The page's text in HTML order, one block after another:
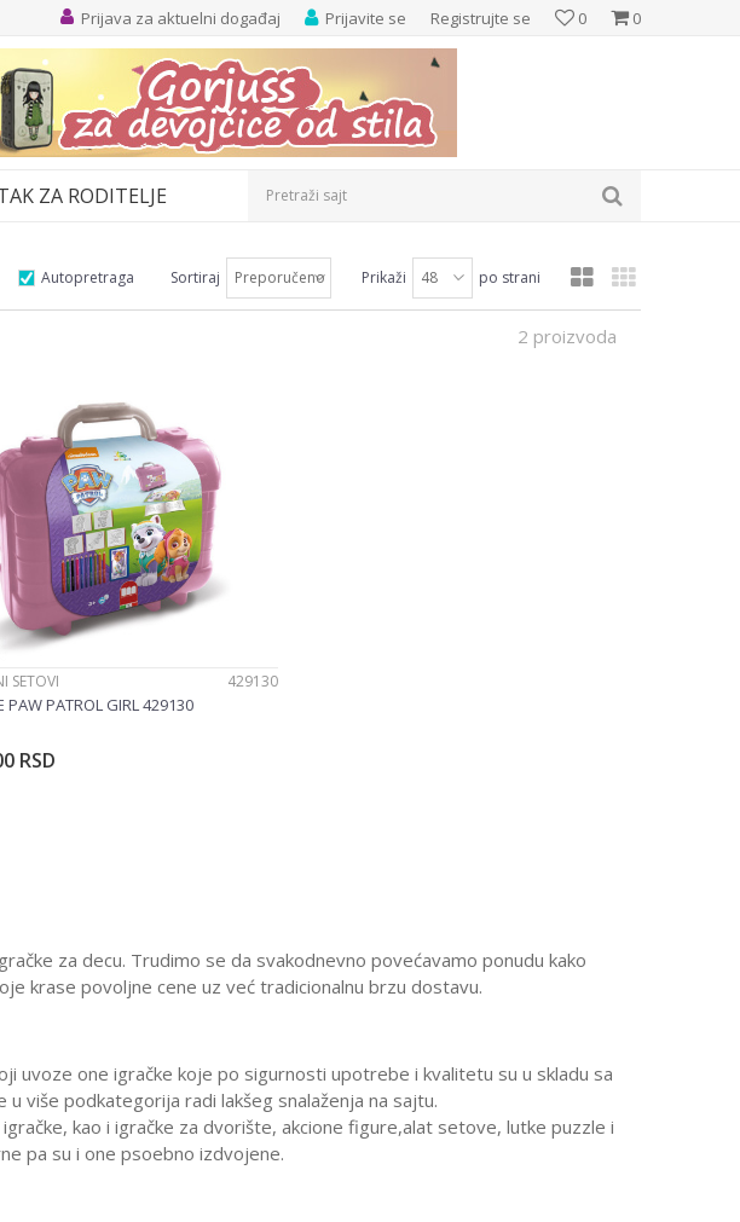
0
0
Prijavite se Registrujte se
Prijava za aktuelni događaj
ZA RODITELJE Pretraži sajt
Autopretraga Sortiraj Prikaži po strani
2 proizvoda
SETOVI 429130
PAW PATROL GIRL 429130
RSD
za decu. Trudimo se da svakodnevno povećavamo ponudu kako
krase povoljne cene uz već tradicionalnu brzu dostavu.
uvoze one igračke koje po sigurnosti upotrebe i kvalitetu su u skladu sa
više podkategorija radi lakšeg snalaženja na sajtu.
kao i igračke za dvorište, akcione figure,alat setove, lutke puzzle i
pa su i one psoebno izdvojene.